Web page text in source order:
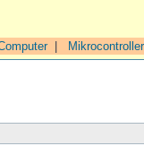
| Mikrocontroller